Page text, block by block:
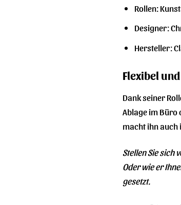
Rollen:
Designer:
Hersteller:
Flexibel
Dank seiner
Ablage im Büro
macht ihn auch
Stellen Sie sich
Oder wie er
gesetzt.